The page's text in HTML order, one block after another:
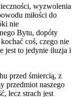
wyzwolenia
miłości do
nie
Bytu, dopóty
coś, czego nie
jest to jedynie iluzja i
przed śmiercią, z
przedmiot naszego
lecz strach jest